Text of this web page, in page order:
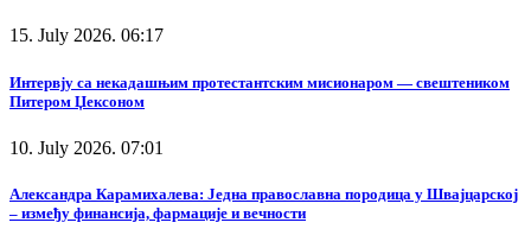
15. July 2026. 06:17
Интервју са некадашњим протестантским мисионаром — свештеником
Питером Џексоном
10. July 2026. 07:01
Александра Карамихалева: Једна православна породица у Швајцарској
– између финансија, фармације и вечности